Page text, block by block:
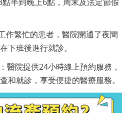
半到晚上6點，周末及法定節假
作繁忙的患者，醫院開通了夜間
下班後進行就診。
醫院提供24小時線上預約服務，
和就診，享受便捷的醫療服務。